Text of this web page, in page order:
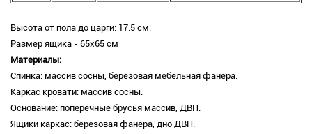
Высота от пола до царги: 17.5 см.
Размер ящика - 65х65 см
Материалы:
Спинка: массив сосны, березовая мебельная фанера.
Каркас кровати: массив сосны.
Основание: поперечные брусья массив, ДВП.
Ящики каркас: березовая фанера, дно ДВП.